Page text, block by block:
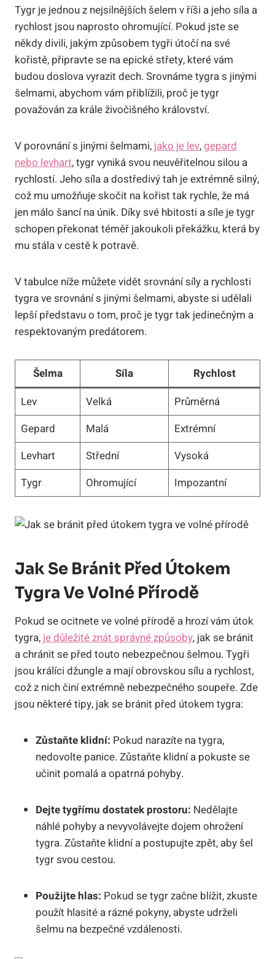
Tygr je jednou z nejsilnějších šelem v říši a jeho síla a
rychlost jsou naprosto ohromující. Pokud jste se
někdy divili, jakým způsobem tygři útočí na své
kořistě, připravte se na epické střety, které vám
budou doslova vyrazit dech. Srovnáme tygra s jinými
šelmami, abychom vám přiblížili, proč je tygr
považován za krále živočišného království.
V porovnání s jinými šelmami, jako je lev,gepard
nebo levhart, tygr vyniká svou neuvěřitelnou silou a
rychlostí. Jeho síla a dostředivý tah je extrémně silný,
což mu umožňuje skočit na kořist tak rychle, že má
jen málo šancí na únik. Díky své hbitosti a síle je tygr
schopen překonat téměř jakoukoli překážku, která by
mu stála v cestě k potravě.
V tabulce níže můžete vidět srovnání síly a rychlosti
tygra ve srovnání s jinými šelmami, abyste si udělali
lepší představu o tom, proč je tygr tak jedinečným a
respektovaným predátorem.
Šelma Síla
Rychlost
Lev
Velká
Průměrná
Gepard
Malá
Extrémní
Levhart
Střední
Vysoká
Tygr
Ohromující Impozantní
Jak Se Bránit Před Útokem
Tygra Ve Volné Přírodě
Pokud se ocitnete ve volné přírodě a hrozí vám útok
tygra, je důležité znát správné způsoby, jak se bránit
a chránit se před touto nebezpečnou šelmou. Tygři
jsou králíci džungle a mají obrovskou sílu a rychlost,
což z nich činí extrémně nebezpečného soupeře. Zde
jsou některé tipy, jak se bránit před útokem tygra:
Zůstaňte klidní: Pokud narazíte na tygra,
nedovolte panice. Zůstaňte klidní a pokuste se
učinit pomalá a opatrná pohyby.
Dejte tygřímu dostatek prostoru: Nedělajte
náhlé pohyby a nevyvolávejte dojem ohrožení
tygra. Zůstaňte klidní a postupujte zpět, aby šel
tygr svou cestou.
Použijte hlas: Pokud se tygr začne blížit, zkuste
použít hlasité a rázné pokyny, abyste udrželi
šelmu na bezpečné vzdálenosti.